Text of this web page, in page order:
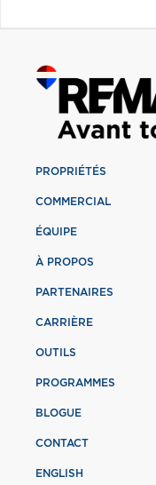
PROPRIÉTÉS
COMMERCIAL
ÉQUIPE
À PROPOS
PARTENAIRES
CARRIÈRE
OUTILS
PROGRAMMES
BLOGUE
CONTACT
ENGLISH